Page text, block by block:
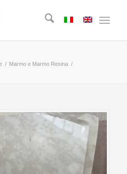
/ Marmo e Marmo Resina /